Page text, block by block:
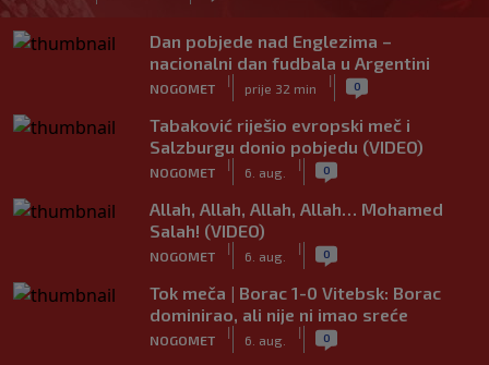
Dan pobjede nad Englezima –
nacionalni dan fudbala u Argentini
NOGOMET
|
prije 32 min
| 0
Tabaković riješio evropski meč i
Salzburgu donio pobjedu (VIDEO)
NOGOMET
|
6. aug.
| 0
Allah, Allah, Allah, Allah… Mohamed
Salah! (VIDEO)
NOGOMET
|
6. aug.
| 0
Tok meča | Borac 1-0 Vitebsk: Borac
dominirao, ali nije ni imao sreće
NOGOMET
|
6. aug.
| 0